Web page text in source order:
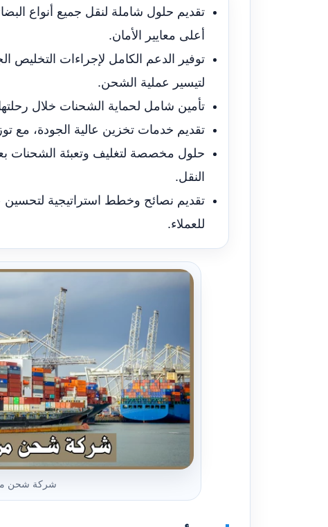
تقديم حلول شاملة لنقل جميع أنواع
أعلى معايير الأمان.
توفير الدعم الكامل لإجراءات التخليص
لتيسير عملية الشحن.
تأمين شامل لحماية الشحنات خلال
تقديم خدمات تخزين عالية الجودة، مع
حلول مخصصة لتغليف وتعبئة الشحنات
النقل.
تقديم نصائح وخطط استراتيجية لتحسين
للعملاء.
شركة شحن